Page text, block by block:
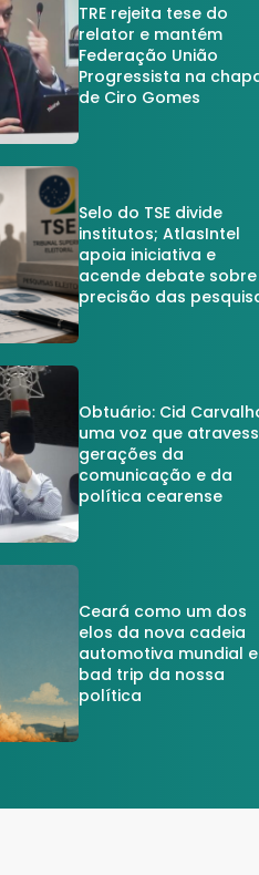
TRE rejeita tese do
relator e mantém
Federação União
Progressista na
de Ciro Gomes
Selo do TSE divide
institutos; AtlasIntel
apoia iniciativa e
acende debate sobre
precisão das
Obtuário: Cid
uma voz que
gerações da
comunicação e da
política cearense
Ceará como um dos
elos da nova cadeia
automotiva mundial
bad trip da nossa
política